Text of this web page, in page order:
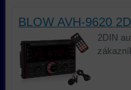
BLOW AVH-9620
2DIN